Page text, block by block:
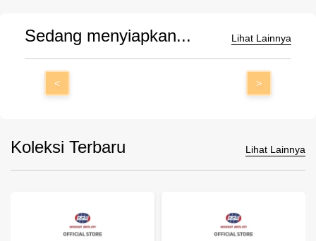
Sedang menyiapkan... Lihat Lainnya
< >
Koleksi Terbaru Lihat Lainnya